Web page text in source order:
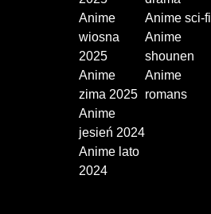
Anime
wiosna
2025
Anime
zima 2025
Anime
jesień 2024
Anime lato
2024
Anime sci-fi
Anime
shounen
Anime
romans